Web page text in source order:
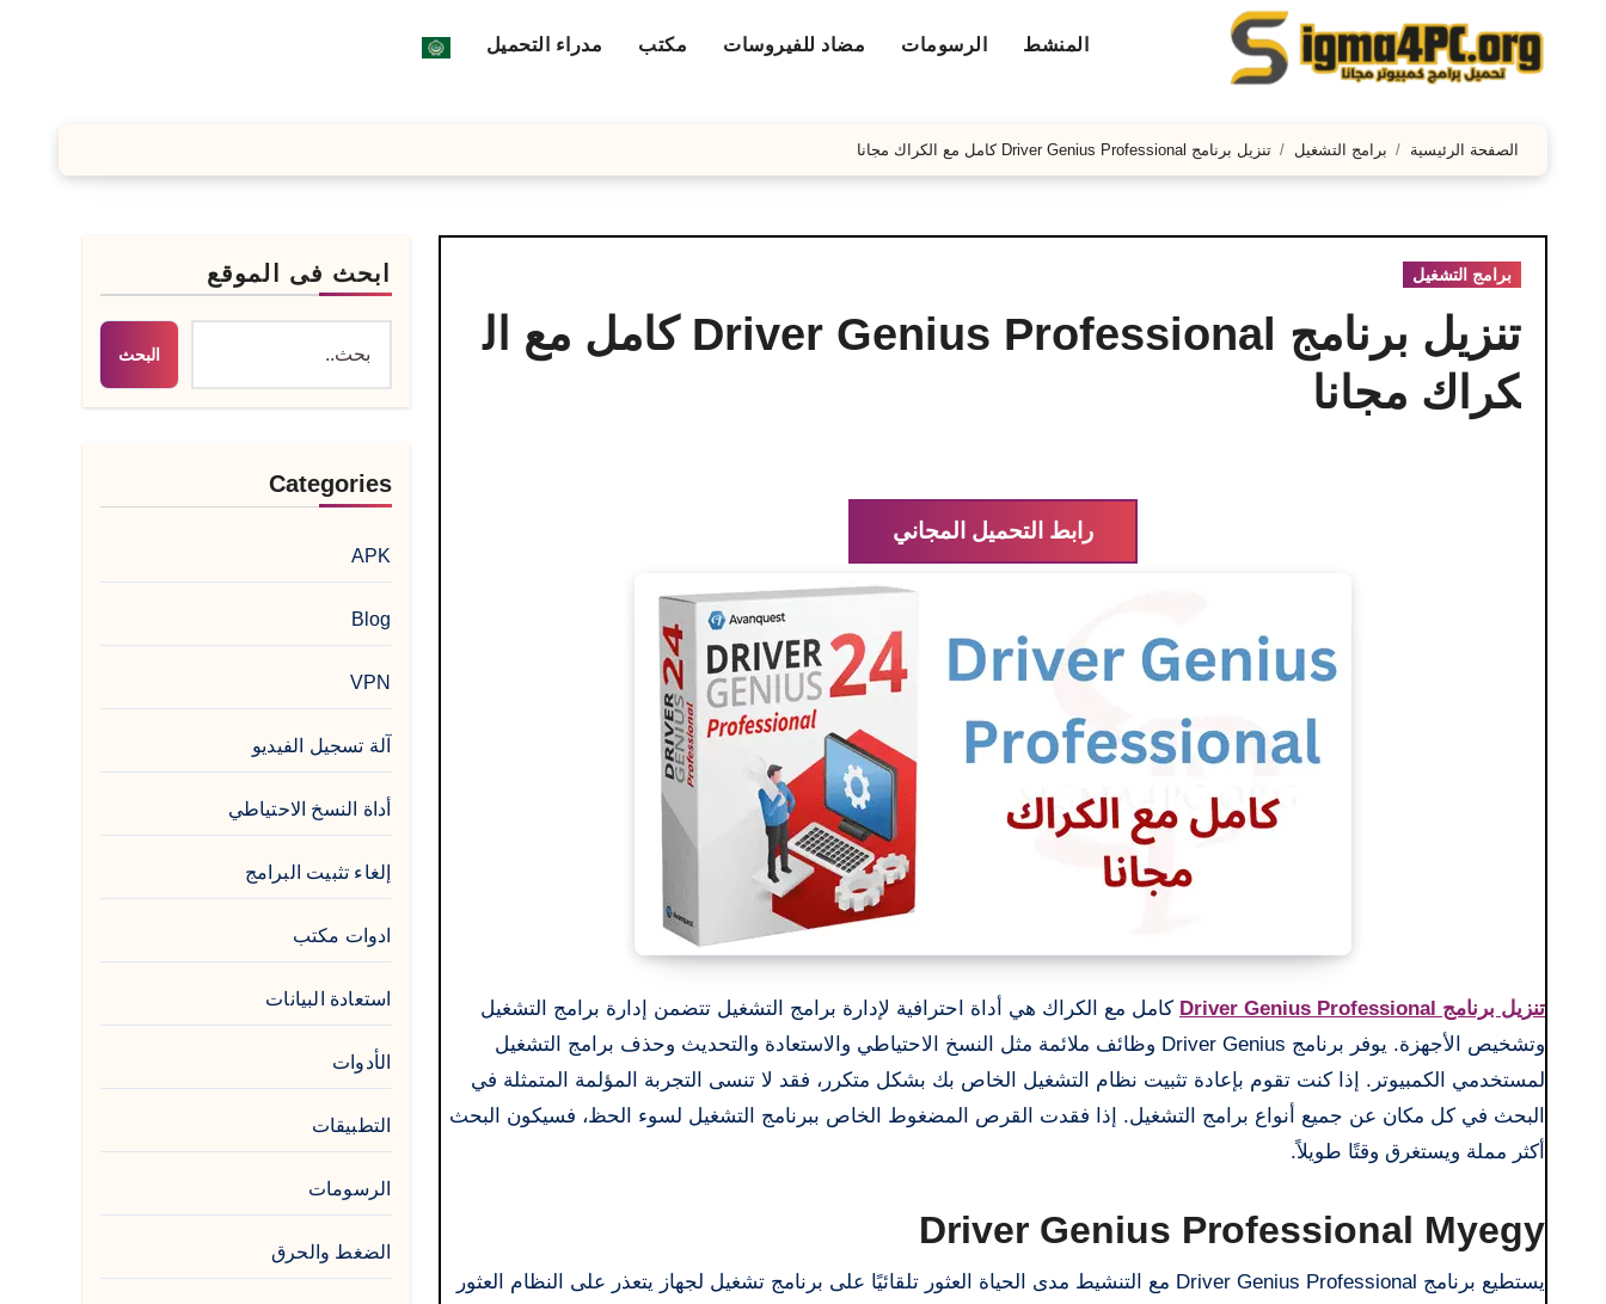
المنشط الرسومات مضاد للفيروسات مكتب مدراء التحميل
الصفحة الرئيسية برامج التشغيل تنزيل برنامج Driver Genius Professional كامل مع الكراك مجانا
برامج التشغيل
تنزيل برنامج Driver Genius Professional كامل مع ال
كراك مجانا
رابط التحميل المجاني
تنزيل برنامج Driver Genius Professional
كامل مع الكراك هي أداة احترافية لإدارة برامج التشغيل تتضمن إدارة برامج التشغيل
وتشخيص الأجهزة. يوفر برنامج Driver Genius وظائف ملائمة مثل النسخ الاحتياطي والاستعادة والتحديث وحذف برامج التشغيل
لمستخدمي الكمبيوتر. إذا كنت تقوم بإعادة تثبيت نظام التشغيل الخاص بك بشكل متكرر، فقد لا تنسى التجربة المؤلمة المتمثلة في
البحث في كل مكان عن جميع أنواع برامج التشغيل. إذا فقدت القرص المضغوط الخاص ببرنامج التشغيل لسوء الحظ، فسيكون البحث
أكثر مملة ويستغرق وقتًا طويلاً.
Driver Genius Professional Myegy
يستطيع برنامج Driver Genius Professional مع التنشيط مدى الحياة العثور تلقائيًا على برنامج تشغيل لجهاز يتعذر على النظام العثور
ابحث فى الموقع
البحث
Categories
APK
Blog
VPN
آلة تسجيل الفيديو
أداة النسخ الاحتياطي
إلغاء تثبيت البرامج
ادوات مكتب
استعادة البيانات
الأدوات
التطبيقات
الرسومات
الضغط والحرق